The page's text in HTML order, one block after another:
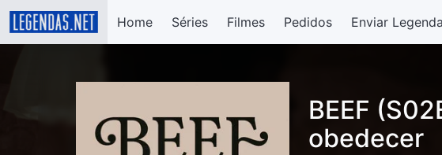
Home Séries Filmes Pedidos Enviar
BEEF
obedecer